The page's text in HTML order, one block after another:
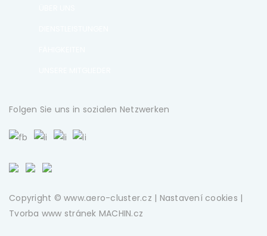
Folgen Sie uns in sozialen Netzwerken
Copyright © www.aero-cluster.cz | Nastavení cookies |
Tvorba www stránek MACHIN.cz